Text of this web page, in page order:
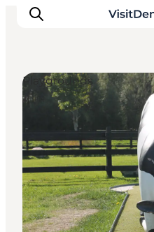
Ispirazioni
Dove andare
Cosa fare
Dove dormire
Pianifica il viaggio
Playgrounds